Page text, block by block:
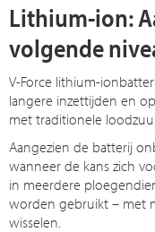
Lithium-ion:
volgende
V-Force lithium-
langere inzettijden en
met traditionele
Aangezien de batterij
wanneer de kans zich
in meerdere
worden gebruikt – met
wisselen.